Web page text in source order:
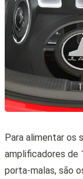
Para alimentar os
amplificadores de
porta-malas, são